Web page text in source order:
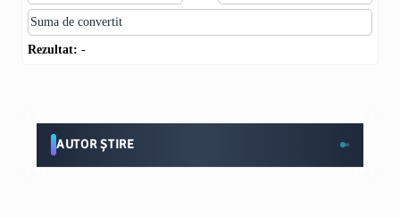
Rezultat: -
AUTOR ȘTIRE